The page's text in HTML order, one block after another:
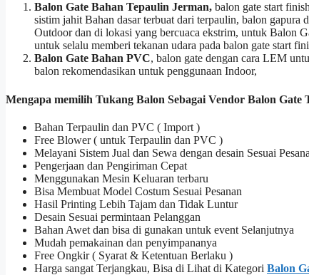
Balon Gate Bahan Tepaulin Jerman, balon gate start
sistim jahit Bahan dasar terbuat dari terpaulin, balon
Outdoor dan di lokasi yang bercuaca ekstrim, untuk Balon
untuk selalu memberi tekanan udara pada balon gate start
Balon Gate Bahan PVC, balon gate dengan cara LEM
balon rekomendasikan untuk penggunaan Indoor,
Mengapa memilih Tukang Balon Sebagai Vendor Balon Gate
Bahan Terpaulin dan PVC ( Import )
Free Blower ( untuk Terpaulin dan PVC )
Melayani Sistem Jual dan Sewa dengan desain Sesuai
Pengerjaan dan Pengiriman Cepat
Menggunakan Mesin Keluaran terbaru
Bisa Membuat Model Costum Sesuai Pesanan
Hasil Printing Lebih Tajam dan Tidak Luntur
Desain Sesuai permintaan Pelanggan
Bahan Awet dan bisa di gunakan untuk event Selanjutnya
Mudah pemakainan dan penyimpananya
Free Ongkir ( Syarat & Ketentuan Berlaku )
Harga sangat Terjangkau, Bisa di Lihat di Kategori Balon